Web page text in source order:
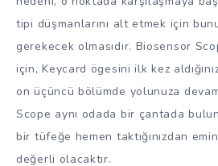
tipi düşmanlarını alt etmek için
gerekecek olmasıdır. Biosensor
için, Keycard ögesini ilk kez
on üçüncü bölümde yolunuza
Scope aynı odada bir çantada
bir tüfeğe hemen taktığınızdan
değerli olacaktır.